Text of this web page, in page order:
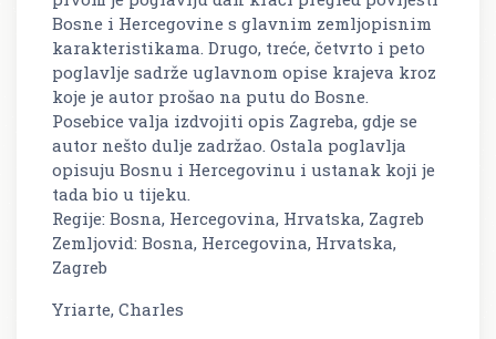
Bosne i Hercegovine s glavnim zemljopisnim
karakteristikama. Drugo, treće, četvrto i peto
poglavlje sadrže uglavnom opise krajeva kroz
koje je autor prošao na putu do Bosne.
Posebice valja izdvojiti opis Zagreba, gdje se
autor nešto dulje zadržao. Ostala poglavlja
opisuju Bosnu i Hercegovinu i ustanak koji je
tada bio u tijeku.
Regije: Bosna, Hercegovina, Hrvatska, Zagreb
Zemljovid: Bosna, Hercegovina, Hrvatska,
Zagreb
Yriarte, Charles